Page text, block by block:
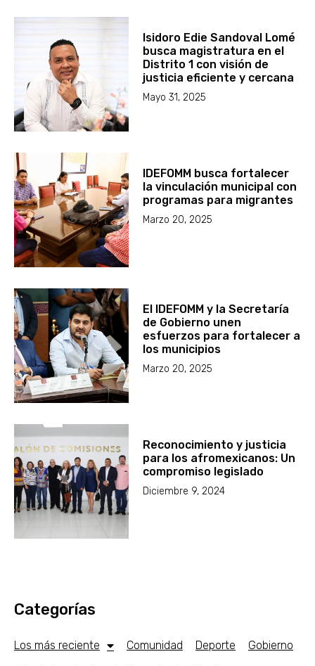
Isidoro Edie Sandoval Lomé
busca magistratura en el
Distrito 1 con visión de
justicia eficiente y cercana
Mayo 31, 2025
IDEFOMM busca fortalecer
la vinculación municipal con
programas para migrantes
Marzo 20, 2025
El IDEFOMM y la Secretaría
de Gobierno unen
esfuerzos para fortalecer a
los municipios
Marzo 20, 2025
Reconocimiento y justicia
para los afromexicanos: Un
compromiso legislado
Diciembre 9, 2024
Categorías
Los más reciente Comunidad Deporte Gobierno